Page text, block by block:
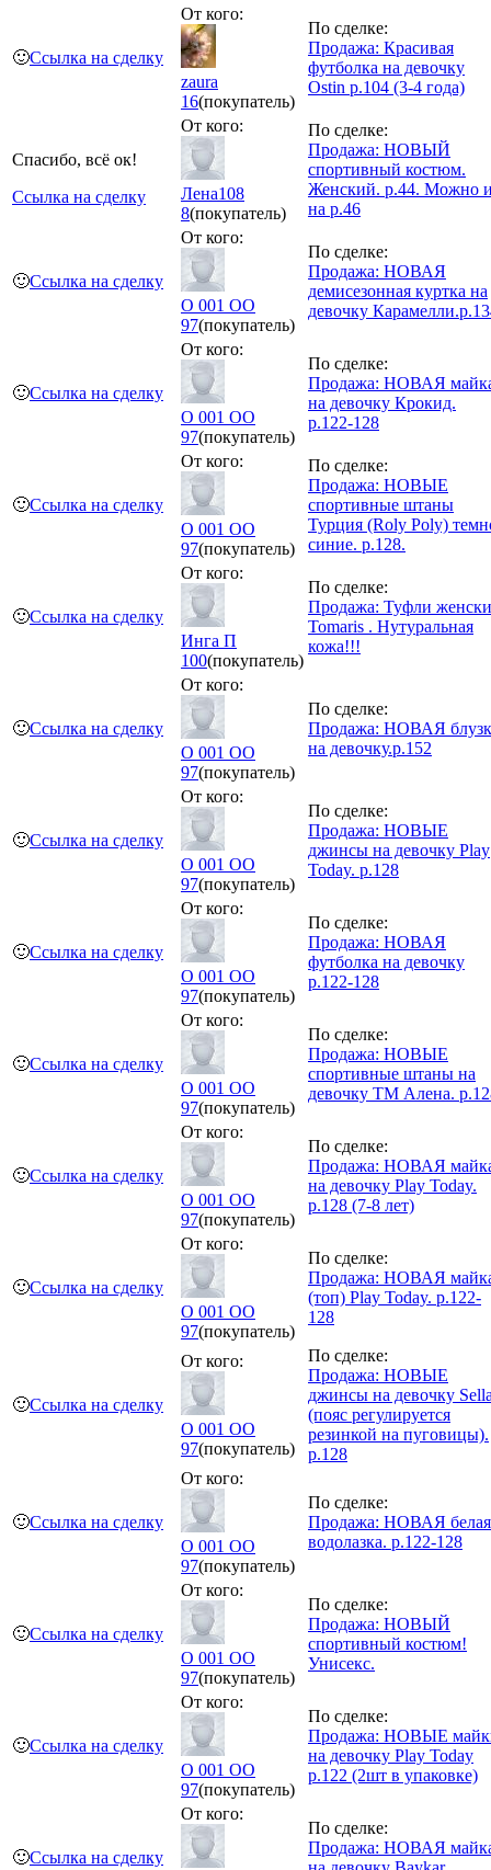
🙂Ссылка на сделку
От кого:
zaura
16(покупатель)
По сделке:
Продажа: Красивая
футболка на девочку
Ostin р.104 (3-4 года)
Спасибо, всё ок!
Ссылка на сделку
От кого:
Лена108
8(покупатель)
По сделке:
Продажа: НОВЫЙ
спортивный костюм.
Женский. р.44. Можно
на р.46
🙂Ссылка на сделку
От кого:
O 001 OO
97(покупатель)
По сделке:
Продажа: НОВАЯ
демисезонная куртка на
девочку
🙂Ссылка на сделку
От кого:
O 001 OO
97(покупатель)
По сделке:
Продажа: НОВАЯ
на девочку Крокид.
р.122-128
🙂Ссылка на сделку
От кого:
O 001 OO
97(покупатель)
По сделке:
Продажа: НОВЫЕ
спортивные штаны
Турция (Roly Poly)
синие. р.128.
🙂Ссылка на сделку
От кого:
Инга П
100(покупатель)
По сделке:
Продажа: Туфли
Tomaris . Нутуральная
кожа!!!
🙂Ссылка на сделку
От кого:
O 001 OO
97(покупатель)
По сделке:
Продажа: НОВАЯ
на девочку.р.152
🙂Ссылка на сделку
От кого:
O 001 OO
97(покупатель)
По сделке:
Продажа: НОВЫЕ
джинсы на девочку Play
Today. р.128
🙂Ссылка на сделку
От кого:
O 001 OO
97(покупатель)
По сделке:
Продажа: НОВАЯ
футболка на девочку
р.122-128
🙂Ссылка на сделку
От кого:
O 001 OO
97(покупатель)
По сделке:
Продажа: НОВЫЕ
спортивные штаны на
девочку ТМ Алена.
🙂Ссылка на сделку
От кого:
O 001 OO
97(покупатель)
По сделке:
Продажа: НОВАЯ
на девочку Play Today.
р.128 (7-8 лет)
🙂Ссылка на сделку
От кого:
O 001 OO
97(покупатель)
По сделке:
Продажа: НОВАЯ
(топ) Play Today. р.122-
128
🙂Ссылка на сделку
От кого:
O 001 OO
97(покупатель)
По сделке:
Продажа: НОВЫЕ
джинсы на девочку
(пояс регулируется
резинкой на пуговицы).
р.128
🙂Ссылка на сделку
От кого:
O 001 OO
97(покупатель)
По сделке:
Продажа: НОВАЯ белая
водолазка. р.122-128
🙂Ссылка на сделку
От кого:
O 001 OO
97(покупатель)
По сделке:
Продажа: НОВЫЙ
спортивный костюм!
Унисекс.
🙂Ссылка на сделку
От кого:
O 001 OO
97(покупатель)
По сделке:
Продажа: НОВЫЕ
на девочку Play Today
р.122 (2шт в упаковке)
🙂Ссылка на сделку
От кого:
По сделке:
Продажа: НОВАЯ